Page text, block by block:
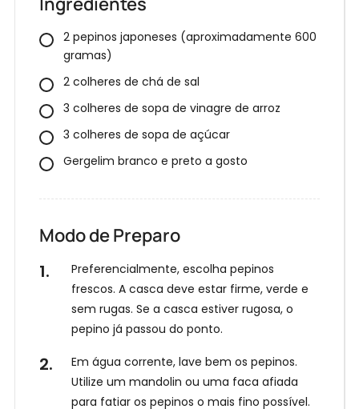
2 pepinos japoneses (aproximadamente 600
gramas)
2 colheres de chá de sal
3 colheres de sopa de vinagre de arroz
3 colheres de sopa de açúcar
Gergelim branco e preto a gosto
Modo de Preparo
Preferencialmente, escolha pepinos
frescos. A casca deve estar firme, verde e
sem rugas. Se a casca estiver rugosa, o
pepino já passou do ponto.
Em água corrente, lave bem os pepinos.
Utilize um mandolin ou uma faca afiada
para fatiar os pepinos o mais fino possível.